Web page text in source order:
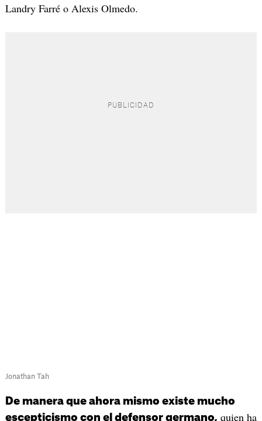
Landry Farré o Alexis Olmedo.
Jonathan Tah
De manera que ahora mismo existe mucho
escepticismo con el defensor germano, quien ha